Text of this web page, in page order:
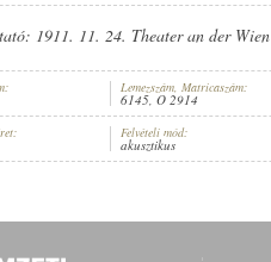
1911. 11. 24. Theater an der
Lemezszám, Matricaszám:
6145, O 2914
Felvételi mód:
akusztikus